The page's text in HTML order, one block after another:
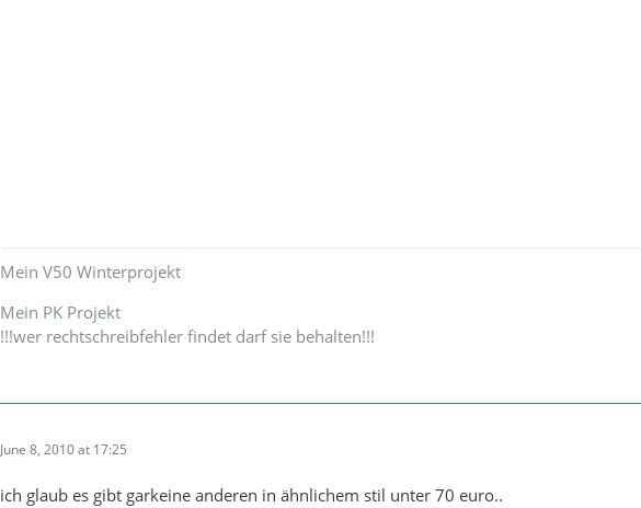
Mein V50 Winterprojekt
Mein PK Projekt
!!!wer rechtschreibfehler findet darf sie behalten!!!
June 8, 2010 at 17:25
ich glaub es gibt garkeine anderen in ähnlichem stil unter 70 euro..